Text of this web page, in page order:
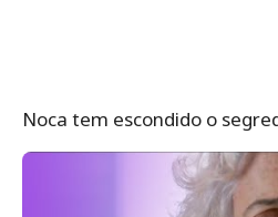
Noca tem escondido o